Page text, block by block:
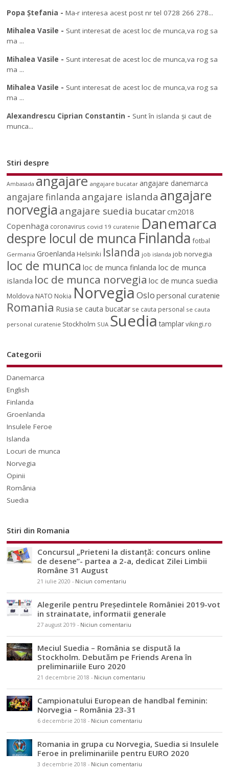
Popa Ștefania -Ma-r interesa acest post nr tel 0728 266 278...
Mihalea Vasile - Sunt interesat de acest loc de munca,va rog sa
ma ...
Mihalea Vasile - Sunt interesat de acest loc de munca,va rog sa
ma ...
Mihalea Vasile - Sunt interesat de acest loc de munca,va rog sa
ma ...
Alexandrescu Ciprian Constantin - Sunt în islanda și caut de
munca...
Stiri despre
Ambasada angajare angajare bucatar angajare danemarca
angajare finlanda angajare islanda angajare
norvegia angajare suedia bucatarcm2018
Copenhaga coronavirus covid 19 curatenie Danemarca
despre locul de munca Finlanda fotbal
Germania Groenlanda Helsinki Islanda job islanda job norvegia
loc de munca loc de munca finlanda loc de munca
islanda loc de munca norvegia loc de munca suedia
Moldova NATO Nokia NorvegiaOslo personal curatenie
Romania Rusia se cauta bucatar se cauta personal se cauta
personal curatenie Stockholm SUA Suedia tamplar vikingi.ro
Categorii
Danemarca
English
Finlanda
Groenlanda
Insulele Feroe
Islanda
Locuri de munca
Norvegia
Opinii
România
Suedia
Stiri din Romania
Concursul „Prieteni la distanță: concurs online
de desene”- partea a 2-a, dedicat Zilei Limbii
Române 31 August
21 iulie 2020 - Niciun comentariu
Alegerile pentru Președintele României 2019-vot
in strainatate, informatii generale
27 august 2019 - Niciun comentariu
Meciul Suedia – România se dispută la
Stockholm. Debutăm pe Friends Arena în
preliminariile Euro 2020
21 decembrie 2018 - Niciun comentariu
Campionatului European de handbal feminin:
Norvegia – România 23-31
6 decembrie 2018 - Niciun comentariu
Romania in grupa cu Norvegia, Suedia si Insulele
Feroe in preliminariile pentru EURO 2020
3 decembrie 2018 - Niciun comentariu